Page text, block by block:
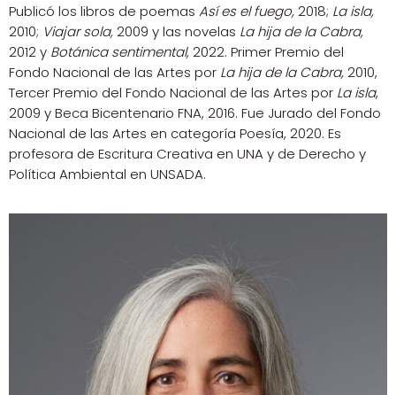
Publicó los libros de poemas Así es el fuego, 2018; La isla,
2010; Viajar sola, 2009 y las novelas La hija de la Cabra,
2012 y Botánica sentimental, 2022. Primer Premio del
Fondo Nacional de las Artes por La hija de la Cabra, 2010,
Tercer Premio del Fondo Nacional de las Artes por La isla,
2009 y Beca Bicentenario FNA, 2016. Fue Jurado del Fondo
Nacional de las Artes en categoría Poesía, 2020. Es
profesora de Escritura Creativa en UNA y de Derecho y
Política Ambiental en UNSADA.